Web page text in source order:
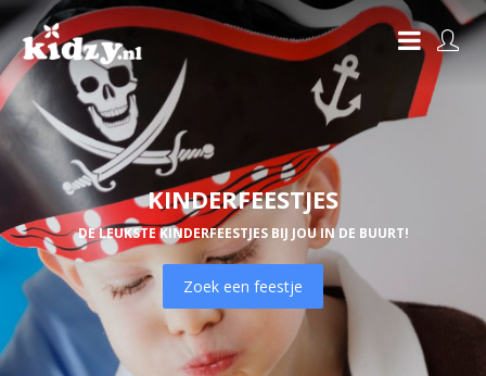
KINDERFEESTJES
DE LEUKSTE KINDERFEESTJES BIJ JOU IN DE BUURT!
Zoek een feestje